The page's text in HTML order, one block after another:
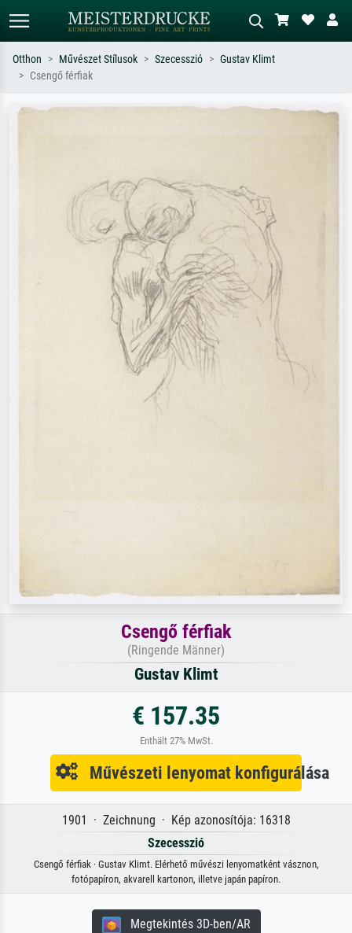
Írja le a jelenetet – pl. zöld rét, sok
Otthon Művészet Stílusok Szecesszió
Gustav Klimt
Csengő férfiak
Csengő férfiak
(Ringende Männer)
Gustav Klimt
€ 157.35
Enthält 27% MwSt.
Művészeti lenyomat konfigurálása
1901 · Zeichnung · Kép azonosítója: 16318
Szecesszió
Csengő férfiak · Gustav Klimt. Elérhető művészi lenyomatként vásznon,
fotópapíron, akvarell kartonon, illetve japán papíron.
Megtekintés 3D-ben/AR